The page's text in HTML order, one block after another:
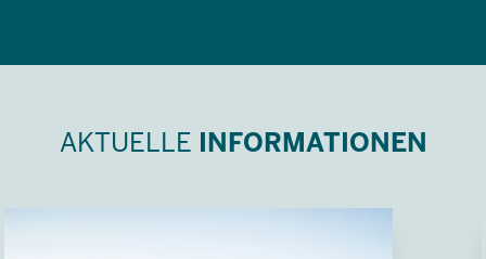
AKTUELLE INFORMATIONEN